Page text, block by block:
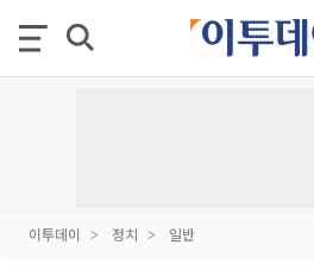
이투데이 정치 일반